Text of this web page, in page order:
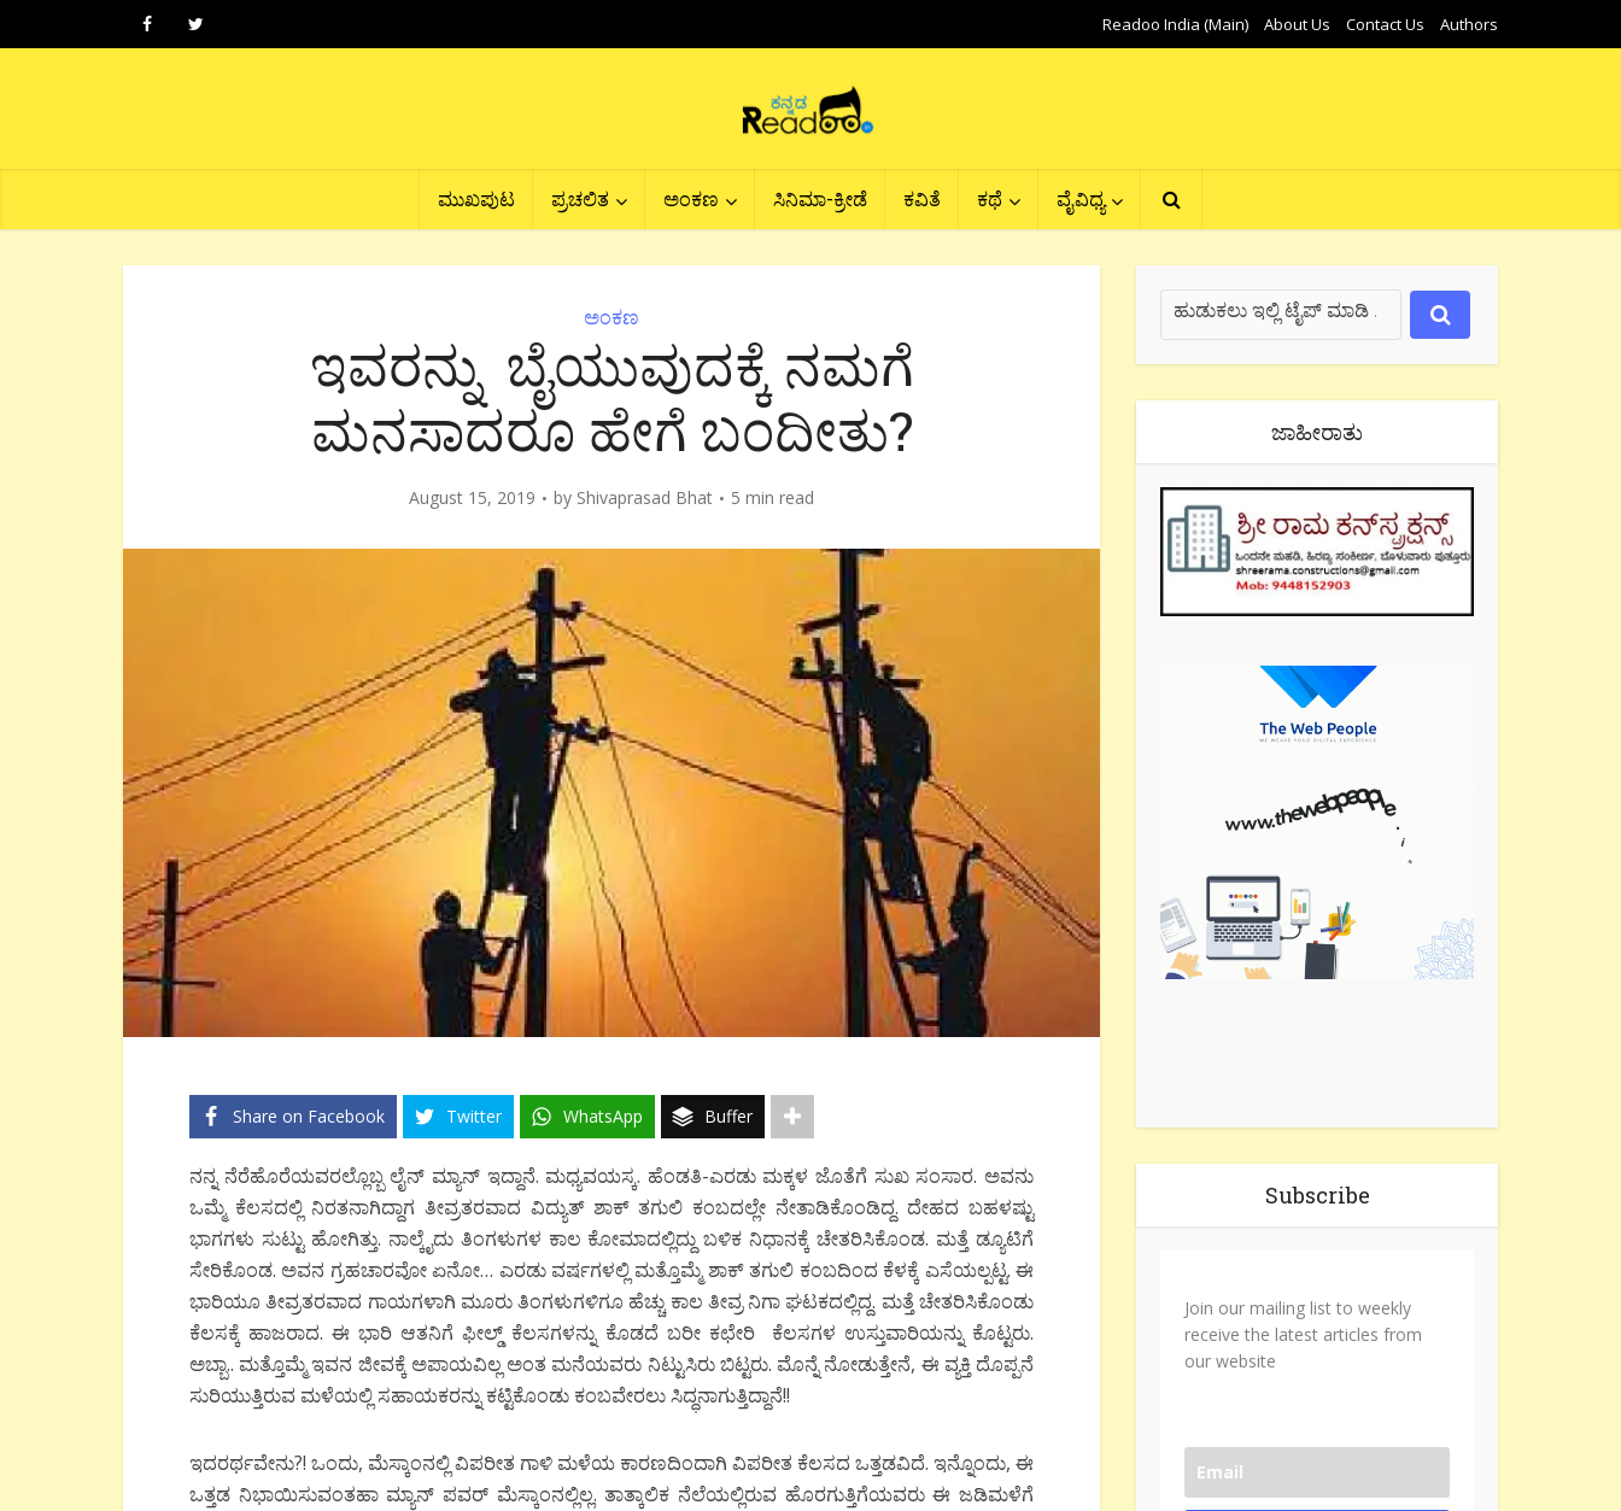
Readoo India (Main) About Us Contact Us Authors
ಮುಖಪುಟ ಪ್ರಚಲಿತ ಅಂಕಣ ಸಿನಿಮಾ-ಕ್ರೀಡೆ ಕವಿತೆ ಕಥೆ ವೈವಿಧ್ಯ
ಅಂಕಣ
ಇವರನ್ನು ಬೈಯುವುದಕ್ಕೆ ನಮಗೆ
ಮನಸಾದರೂ ಹೇಗೆ ಬಂದೀತು?
August 15, 2019 by Shivaprasad Bhat 5 min read
Share on Facebook Twitter WhatsApp Buffer
ನನ್ನ ನೆರೆಹೊರೆಯವರಲ್ಲೊಬ್ಬ ಲೈನ್ ಮ್ಯಾನ್ ಇದ್ದಾನೆ. ಮಧ್ಯವಯಸ್ಕ. ಹೆಂಡತಿ-ಎರಡು ಮಕ್ಕಳ ಜೊತೆಗೆ ಸುಖ ಸಂಸಾರ. ಅವನು
ಒಮ್ಮೆ ಕೆಲಸದಲ್ಲಿ ನಿರತನಾಗಿದ್ದಾಗ ತೀವ್ರತರವಾದ ವಿದ್ಯುತ್ ಶಾಕ್ ತಗುಲಿ ಕಂಬದಲ್ಲೇ ನೇತಾಡಿಕೊಂಡಿದ್ದ. ದೇಹದ ಬಹಳಷ್ಟು
ಭಾಗಗಳು ಸುಟ್ಟು ಹೋಗಿತ್ತು. ನಾಲ್ಕೈದು ತಿಂಗಳುಗಳ ಕಾಲ ಕೋಮಾದಲ್ಲಿದ್ದು ಬಳಿಕ ನಿಧಾನಕ್ಕೆ ಚೇತರಿಸಿಕೊಂಡ. ಮತ್ತೆ ಡ್ಯೂಟಿಗೆ
ಸೇರಿಕೊಂಡ. ಅವನ ಗ್ರಹಚಾರವೋ ಏನೋ… ಎರಡು ವರ್ಷಗಳಲ್ಲಿ ಮತ್ತೊಮ್ಮೆ ಶಾಕ್ ತಗುಲಿ ಕಂಬದಿಂದ ಕೆಳಕ್ಕೆ ಎಸೆಯಲ್ಪಟ್ಟ. ಈ
ಭಾರಿಯೂ ತೀವ್ರತರವಾದ ಗಾಯಗಳಾಗಿ ಮೂರು ತಿಂಗಳುಗಳಿಗೂ ಹೆಚ್ಚು ಕಾಲ ತೀವ್ರ ನಿಗಾ ಘಟಕದಲ್ಲಿದ್ದ. ಮತ್ತೆ ಚೇತರಿಸಿಕೊಂಡು
ಕೆಲಸಕ್ಕೆ ಹಾಜರಾದ. ಈ ಭಾರಿ ಆತನಿಗೆ ಫೀಲ್ಡ್ ಕೆಲಸಗಳನ್ನು ಕೊಡದೆ ಬರೀ ಕಛೇರಿ ಕೆಲಸಗಳ ಉಸ್ತುವಾರಿಯನ್ನು ಕೊಟ್ಟರು.
ಅಬ್ಬಾ.. ಮತ್ತೊಮ್ಮೆ ಇವನ ಜೀವಕ್ಕೆ ಅಪಾಯವಿಲ್ಲ ಅಂತ ಮನೆಯವರು ನಿಟ್ಟುಸಿರು ಬಿಟ್ಟರು. ಮೊನ್ನೆ ನೋಡುತ್ತೇನೆ, ಈ ವ್ಯಕ್ತಿ ದೊಪ್ಪನೆ
ಸುರಿಯುತ್ತಿರುವ ಮಳೆಯಲ್ಲಿ ಸಹಾಯಕರನ್ನು ಕಟ್ಟಿಕೊಂಡು ಕಂಬವೇರಲು ಸಿದ್ಧನಾಗುತ್ತಿದ್ದಾನೆ!!
ಇದರರ್ಥವೇನು?! ಒಂದು, ಮೆಸ್ಕಾಂನಲ್ಲಿ ವಿಪರೀತ ಗಾಳಿ ಮಳೆಯ ಕಾರಣದಿಂದಾಗಿ ವಿಪರೀತ ಕೆಲಸದ ಒತ್ತಡವಿದೆ. ಇನ್ನೊಂದು, ಈ
ಒತ್ತಡ ನಿಭಾಯಿಸುವಂತಹಾ ಮ್ಯಾನ್ ಪವರ್ ಮೆಸ್ಕಾಂನಲ್ಲಿಲ್ಲ. ತಾತ್ಕಾಲಿಕ ನೆಲೆಯಲ್ಲಿರುವ ಹೊರಗುತ್ತಿಗೆಯವರು ಈ ಜಡಿಮಳೆಗೆ
ಜಾಹೀರಾತು
Subscribe
Join our mailing list to weekly
receive the latest articles from
our website